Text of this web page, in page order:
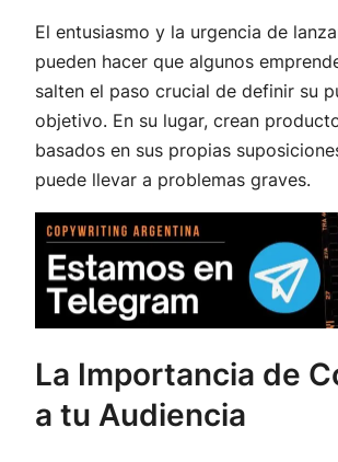
El entusiasmo y la urgencia de
pueden hacer que algunos
salten el paso crucial de definir su
objetivo. En su lugar, crean
basados en sus propias
puede llevar a problemas graves.
La Importancia de
a tu Audiencia